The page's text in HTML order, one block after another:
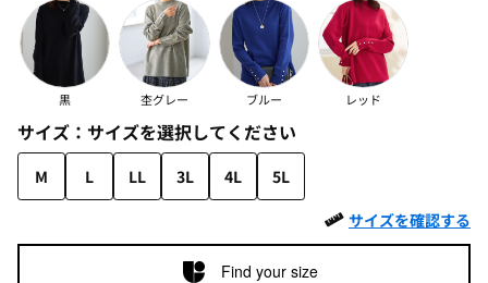
黒 杢グレー ブルー レッド
サイズ： サイズを選択してください
M L LL 3L 4L
5L
サイズを確認する
Find your size